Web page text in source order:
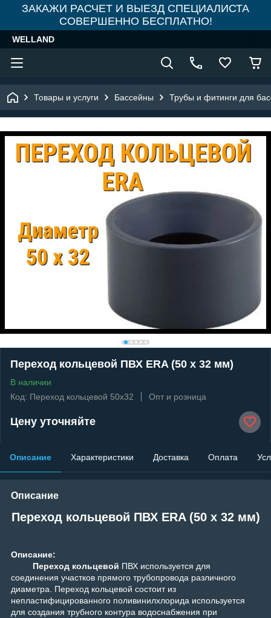
ЗАКАЖИ РАСЧЕТ И ВЫЕЗД СПЕЦИАЛИСТА
СОВЕРШЕННО БЕСПЛАТНО!
WELLAND
Товары и услуги Бассейны Трубы и фитинги для
Переход кольцевой ПВХ ERA (50 x 32 мм)
В наличии
Код: Переход кольцевой 50x32
Опт и розница
Цену уточняйте
Описание Характеристики Доставка Оплата
Описание
Переход кольцевой ПВХ ERA (50 x 32 мм)
Описание:
Переход кольцевой ПВХ используется для
соединения участков прямого трубопровода различного
диаметра. Переход кольцевой состоит из
непластифицированного поливинилхлорида используется
для создания трубного контура водоснабжения при